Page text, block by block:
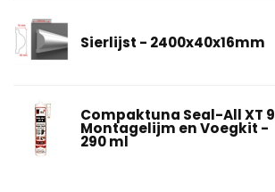
Sierlijst - 2400x40x16mm
Compaktuna Seal-All XT 9
Montagelijm en Voegkit -
290 ml